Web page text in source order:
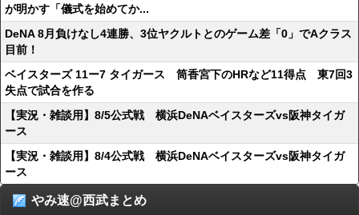
が明かす「儀式を始めてか...
DeNA 8月負けなし4連勝、3位ヤクルトとのゲーム差「0」でAクラス
目前！
ベイスターズ 11ー7 タイガース 筒香宮下のHRなど11得点 東7回3
失点で試合を作る
【実況・雑談用】8/5公式戦 横浜DeNAベイスターズvs阪神タイガ
ース
【実況・雑談用】8/4公式戦 横浜DeNAベイスターズvs阪神タイガ
ース
やみ速@西武まとめ